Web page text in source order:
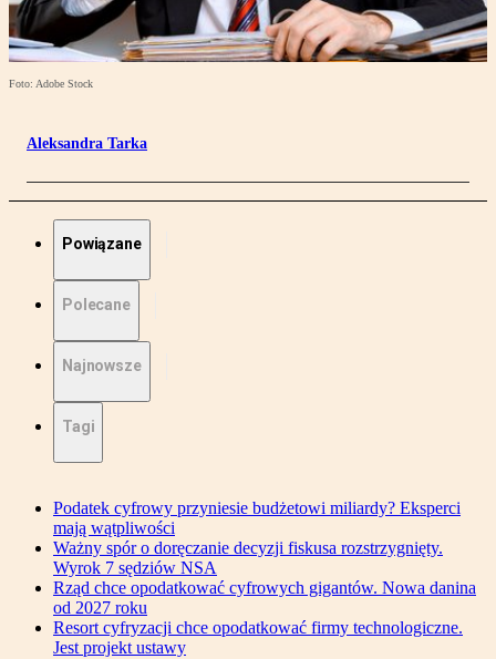
Foto: Adobe Stock
Aleksandra Tarka
Powiązane
Polecane
Najnowsze
Tagi
Podatek cyfrowy przyniesie budżetowi miliardy? Eksperci
mają wątpliwości
Ważny spór o doręczanie decyzji fiskusa rozstrzygnięty.
Wyrok 7 sędziów NSA
Rząd chce opodatkować cyfrowych gigantów. Nowa danina
od 2027 roku
Resort cyfryzacji chce opodatkować firmy technologiczne.
Jest projekt ustawy